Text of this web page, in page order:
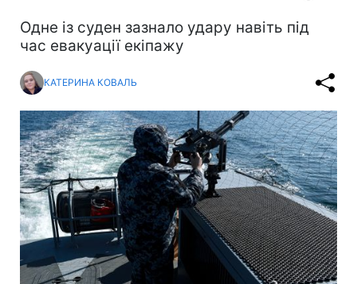
Одне із суден зазнало удару навіть під
час евакуації екіпажу
КАТЕРИНА КОВАЛЬ